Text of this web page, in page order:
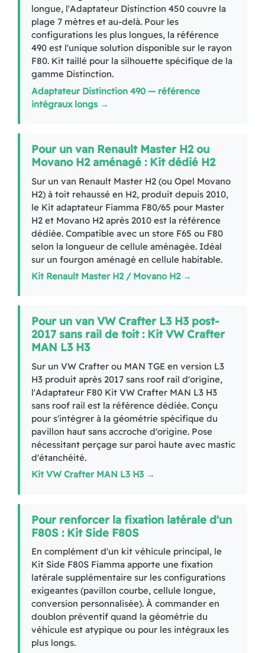
longue, l'Adaptateur Distinction 450 couvre la
plage 7 mètres et au-delà. Pour les
configurations les plus longues, la référence
490 est l'unique solution disponible sur le rayon
F80. Kit taillé pour la silhouette spécifique de la
gamme Distinction.
Adaptateur Distinction 490 — référence
intégraux longs →
Pour un van Renault Master H2 ou
Movano H2 aménagé : Kit dédié H2
Sur un van Renault Master H2 (ou Opel Movano
H2) à toit rehaussé en H2, produit depuis 2010,
le Kit adaptateur Fiamma F80/65 pour Master
H2 et Movano H2 après 2010 est la référence
dédiée. Compatible avec un store F65 ou F80
selon la longueur de cellule aménagée. Idéal
sur un fourgon aménagé en cellule habitable.
Kit Renault Master H2 / Movano H2 →
Pour un van VW Crafter L3 H3 post-
2017 sans rail de toit : Kit VW Crafter
MAN L3 H3
Sur un VW Crafter ou MAN TGE en version L3
H3 produit après 2017 sans roof rail d'origine,
l'Adaptateur F80 Kit VW Crafter MAN L3 H3
sans roof rail est la référence dédiée. Conçu
pour s'intégrer à la géométrie spécifique du
pavillon haut sans accroche d'origine. Pose
nécessitant perçage sur paroi haute avec mastic
d'étanchéité.
Kit VW Crafter MAN L3 H3 →
Pour renforcer la fixation latérale d'un
F80S : Kit Side F80S
En complément d'un kit véhicule principal, le
Kit Side F80S Fiamma apporte une fixation
latérale supplémentaire sur les configurations
exigeantes (pavillon courbe, cellule longue,
conversion personnalisée). À commander en
doublon préventif quand la géométrie du
véhicule est atypique ou pour les intégraux les
plus longs.